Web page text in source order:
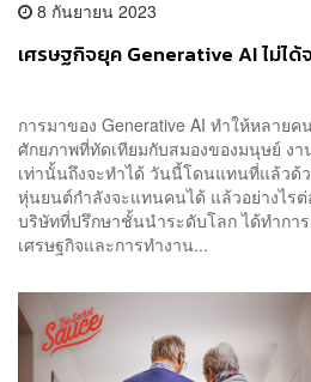
8 กันยายน 2023
เศรษฐกิจยุค Generative AI ไม่ได้
การมาของ Generative AI ทำให้หลาย
ศักยภาพที่ทัดเทียมกับสมองของมนุษย์ งา
เท่านั้นถึงจะทำได้ วันนี้โดนแทนที่แล้วด้
หุ่นยนต์กำลังจะแทนคนได้ แล้วอย่างไร
บริษัทที่ปรึกษาชั้นนำระดับโลก ได้ทำกา
เศรษฐกิจและการทำงาน...